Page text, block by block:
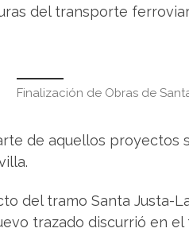
del transporte
Finalización de Obras de
de aquellos proyectos
del tramo Santa Justa-
trazado discurrió en